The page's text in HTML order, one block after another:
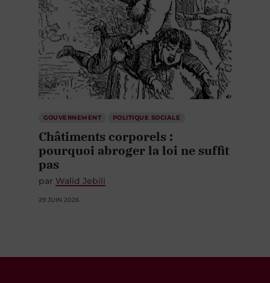
GOUVERNEMENT POLITIQUE SOCIALE
Châtiments corporels :
pourquoi abroger la loi ne suffit
pas
par Walid Jebili
29 JUIN 2026